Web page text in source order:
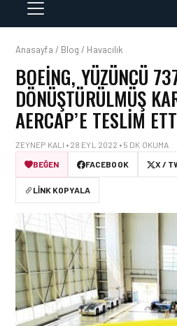
Anasayfa / Blog / Havacılık
BOEING, YÜZÜNCÜ
DÖNÜŞTÜRÜLMÜŞ
AERCAP’E TESLIM
ZEYNEP KALI • 28 EYL 2022 • 5 DK OKUMA
BEĞEN
FACEBOOK X /
LINK KOPYALA